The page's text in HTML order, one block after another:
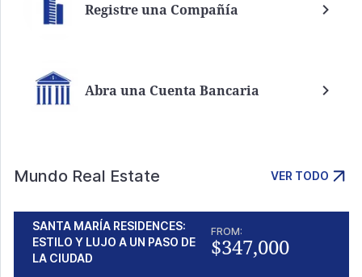
Registre una Compañía
Abra una Cuenta Bancaria
Mundo Real Estate VER TODO
SANTA MARÍA RESIDENCES:
ESTILO Y LUJO A UN PASO DE
LA CIUDAD
FROM:
$347,000